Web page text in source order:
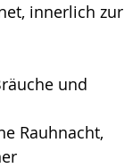
innerlich zur
und
Rauhnacht,